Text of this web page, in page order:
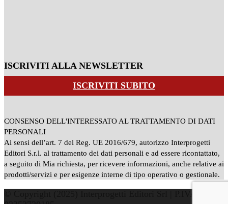
ISCRIVITI ALLA NEWSLETTER
ISCRIVITI SUBITO
CONSENSO DELL'INTERESSATO AL TRATTAMENTO DI DATI
PERSONALI
Ai sensi dell’art. 7 del Reg. UE 2016/679, autorizzo Interprogetti
Editori S.r.l. al trattamento dei dati personali e ad essere ricontattato,
a seguito di Mia richiesta, per ricevere informazioni, anche relative ai
prodotti/servizi e per esigenze interne di tipo operativo o gestionale.